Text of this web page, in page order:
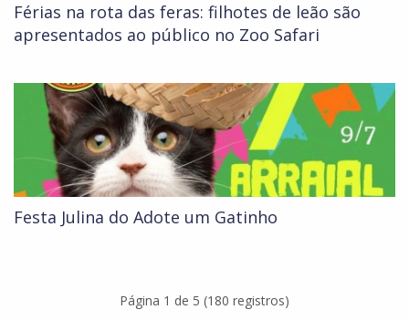
Férias na rota das feras: filhotes de leão são
apresentados ao público no Zoo Safari
Festa Julina do Adote um Gatinho
Página 1 de 5 (180 registros)